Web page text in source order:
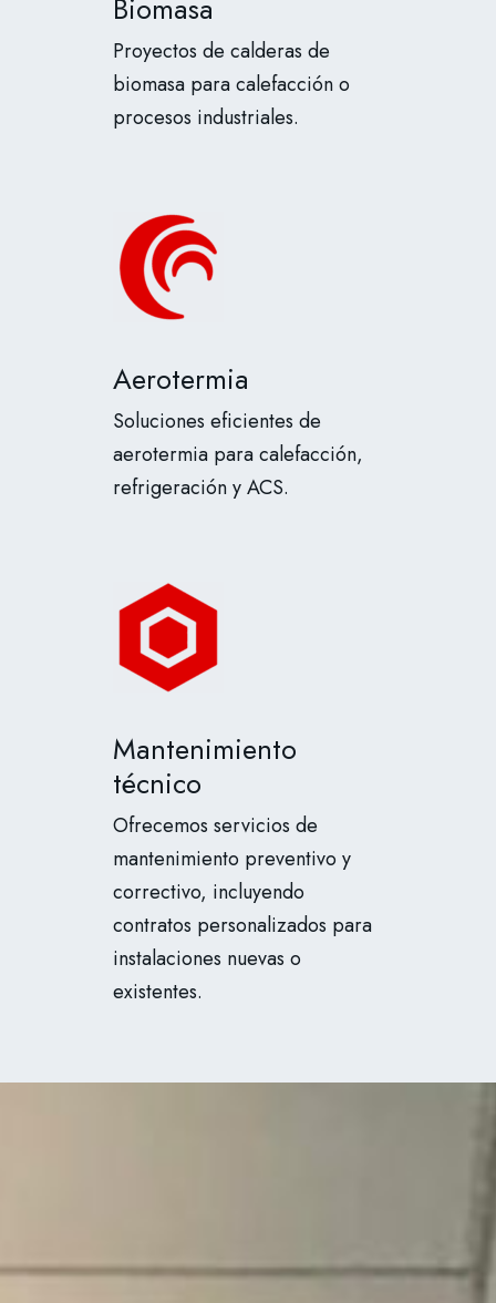
Biomasa
Proyectos de calderas de
biomasa para calefacción o
procesos industriales.
Aerotermia
Soluciones eficientes de
aerotermia para calefacción,
refrigeración y ACS.
Mantenimiento
técnico
Ofrecemos servicios de
mantenimiento preventivo y
correctivo, incluyendo
contratos personalizados para
instalaciones nuevas o
existentes.